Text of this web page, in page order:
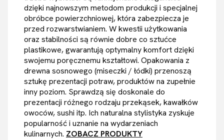
dzięki najnowszym metodom produkcji i specjalnej
obróbce powierzchniowej, która zabezpiecza je
przed rozwarstwianiem. W kwestii użytkowania
oraz stabilności są równie dobre co sztućce
plastikowe, gwarantują optymalny komfort dzięki
swojemu poręcznemu kształtowi. Opakowania z
drewna sosnowego (miseczki / łódki) przenoszą
sztukę prezentacji potraw, produktów na zupełnie
inny poziom. Sprawdzą się doskonale do
prezentacji różnego rodzaju przekąsek, kawałków
owoców, sushi itp. Ich naturalna stylistyka zyskuje
popularność i uznanie na wydarzeniach
kulinarnych. ZOBACZ PRODUKTY